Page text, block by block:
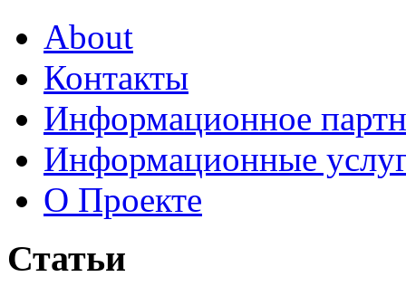
About
Контакты
Информационное
Информационные
О Проекте
Статьи